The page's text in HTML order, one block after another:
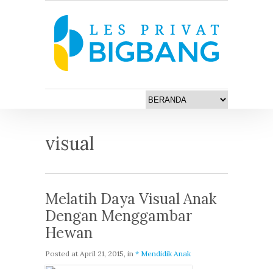
visual
Melatih Daya Visual Anak
Dengan Menggambar
Hewan
Posted at April 21, 2015, in * Mendidik Anak